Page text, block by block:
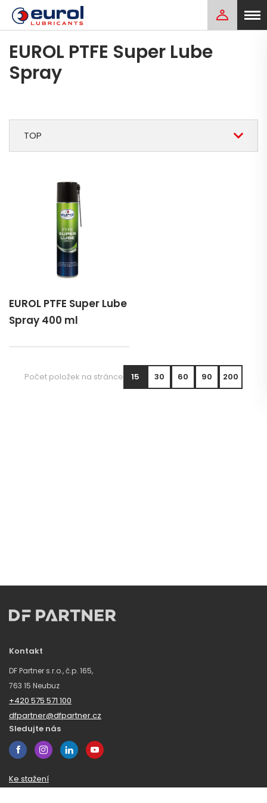
EUROL PTFE Super Lube
Spray
TOP
EUROL PTFE Super Lube
Spray 400 ml
Počet položek na stránce 15 30 60 90 200
Kontakt
DF Partner s.r.o., č.p. 165,
763 15 Neubuz
+420 575 571 100
dfpartner@dfpartner.cz
Sledujte nás
Ke stažení